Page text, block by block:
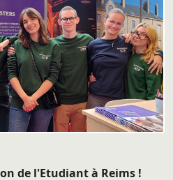
de l'Etudiant à Reims !